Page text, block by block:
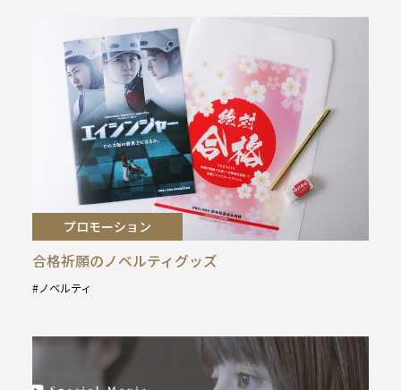
プロモーション
合格祈願のノベルティグッズ
ノベルティ